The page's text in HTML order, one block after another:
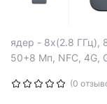
ядер - 8x(2.8 ГГц),
50+8 Мп, NFC, 4G,
(0